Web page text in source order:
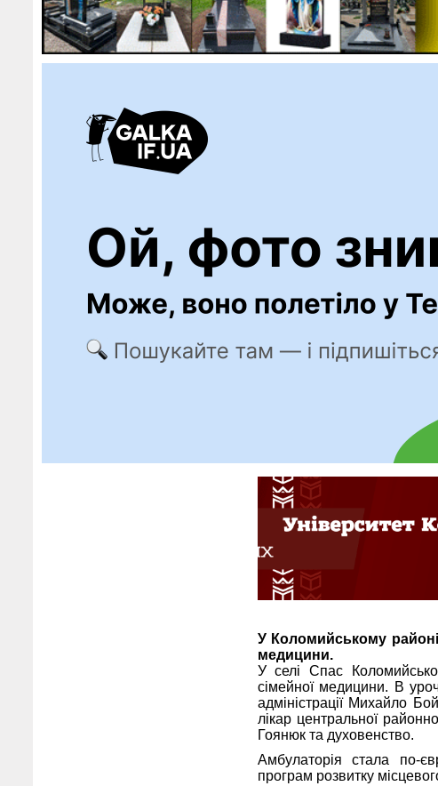
У Коломийському районі
медицини.
У селі Спас
сімейної медицини. В
адміністрації Михайло
лікар центральної
Гоянюк та духовенство.
Амбулаторія стала по-
програм розвитку